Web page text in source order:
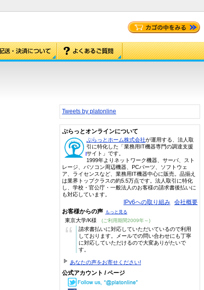
Tweets by platonline
ぷらっとオンラインについて
ぷらっとホーム株式会社が運用する、法人取
引に特化した「業務用IT機器専門の調達支援
サイト」です。
1999年よりネットワーク機器、サーバ、スト
レージ、パソコン周辺機器、PCパーツ、ソフトウェ
ア、ライセンスなど、業務用IT機器中心に販売。品揃え
は業界トップクラスの約5.5万点です。法人取引に特化
し、学校・官公庁・一般法人のお客様の請求書後払いに
も対応しています。
IPv6への取り組み 会社概要
お客様からの声 もっと見る
東京大学/K様 (ご利用期間2009年～)
“
請求書払いに対応していただいているので利用
しております。メールでの問い合わせにも丁寧
に対応していただけるので大変ありがたいで
す。
あなたの声をお寄せください!
公式アカウント / ページ